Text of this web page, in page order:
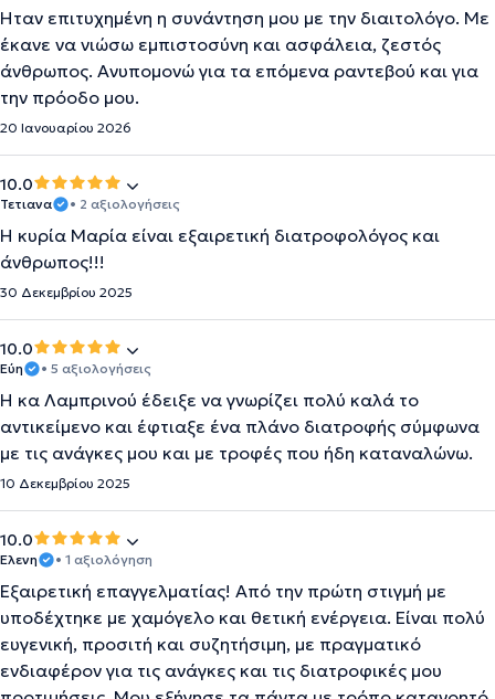
Ήταν επιτυχημένη η συνάντηση μου με την διαιτολόγο. Με
έκανε να νιώσω εμπιστοσύνη και ασφάλεια, ζεστός
άνθρωπος. Ανυπομονώ για τα επόμενα ραντεβού και για
την πρόοδο μου.
20 Ιανουαρίου 2026
10.0
Τετιανα • 2 αξιολογήσεις
Η κυρία Μαρία είναι εξαιρετική διατροφολόγος και
άνθρωπος!!!
30 Δεκεμβρίου 2025
10.0
Εύη • 5 αξιολογήσεις
Η κα Λαμπρινού έδειξε να γνωρίζει πολύ καλά το
αντικείμενο και έφτιαξε ένα πλάνο διατροφής σύμφωνα
με τις ανάγκες μου και με τροφές που ήδη καταναλώνω.
10 Δεκεμβρίου 2025
10.0
Ελενη • 1 αξιολόγηση
Εξαιρετική επαγγελματίας! Από την πρώτη στιγμή με
υποδέχτηκε με χαμόγελο και θετική ενέργεια. Είναι πολύ
ευγενική, προσιτή και συζητήσιμη, με πραγματικό
ενδιαφέρον για τις ανάγκες και τις διατροφικές μου